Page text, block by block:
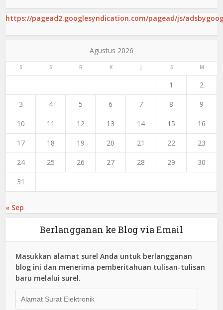
https://pagead2.googlesyndication.com/pagead/js/
Agustus 2026
S S R K J S M
1 2
3 4 5 6 7 8 9
10 11 12 13 14 15 16
17 18 19 20 21 22 23
24 25 26 27 28 29 30
31
« Sep
Berlangganan ke Blog via Email
Masukkan alamat surel Anda untuk berlangganan
blog ini dan menerima pemberitahuan tulisan-tulisan
baru melalui surel.
Surat